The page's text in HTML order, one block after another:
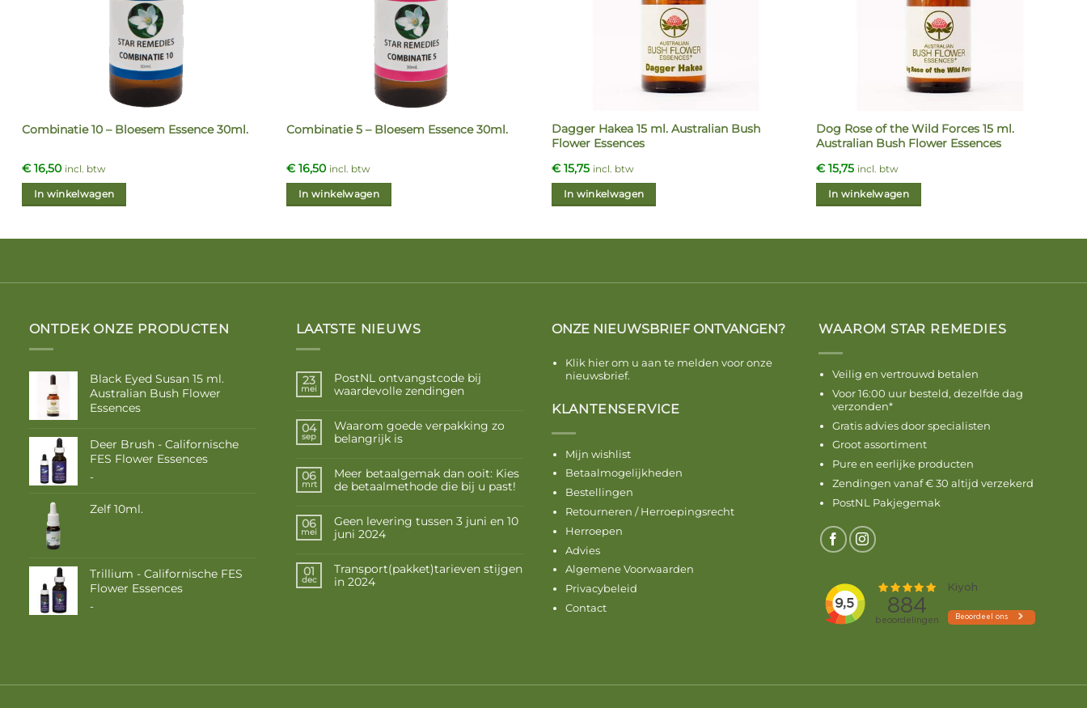
Combinatie 10 – Bloesem Essence 30ml.
€16,50 incl. btw
In winkelwagen
Combinatie 5 – Bloesem Essence 30ml.
€16,50 incl. btw
In winkelwagen
Dagger Hakea 15 ml. Australian Bush
Flower Essences
€15,75 incl. btw
In winkelwagen
Dog Rose of the Wild Forces 15 ml.
Australian Bush Flower Essences
€15,75 incl. btw
In winkelwagen
ONTDEK ONZE PRODUCTEN
Black Eyed Susan 15 ml.
Australian Bush Flower
Essences
Deer Brush - Californische
FES Flower Essences
-Prijsklasse:
tot
€ 17,50
Zelf 10ml.
Trillium - Californische FES
Flower Essences
-Prijsklasse:
LAATSTE NIEUWS
23
mei
PostNL ontvangstcode bij
waardevolle zendingen
04
sep
Waarom goede verpakking zo
belangrijk is
06
mrt
Meer betaalgemak dan ooit: Kies
de betaalmethode die bij u past!
06
mei
Geen levering tussen 3 juni en 10
juni 2024
01
dec
Transport(pakket)tarieven stijgen
in 2024
ONZE NIEUWSBRIEF ONTVANGEN?
Klik hier om u aan te melden voor onze
nieuwsbrief.
KLANTENSERVICE
Mijn wishlist
Betaalmogelijkheden
Bestellingen
Retourneren / Herroepingsrecht
Herroepen
Advies
Algemene Voorwaarden
Privacybeleid
Contact
WAAROM STAR REMEDIES
Veilig en vertrouwd betalen
Voor 16:00 uur besteld, dezelfde dag
verzonden*
Gratis advies door specialisten
Groot assortiment
Pure en eerlijke producten
Zendingen vanaf € 30 altijd verzekerd
PostNL Pakjegemak